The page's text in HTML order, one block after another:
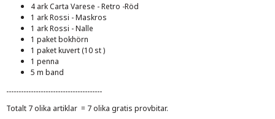
4 ark Carta Varese - Retro -Röd
1 ark Rossi - Maskros
1 ark Rossi - Nalle
1 paket bokhörn
1 paket kuvert (10 st )
1 penna
5 m band
---------------------------------------
Totalt 7 olika artiklar = 7 olika gratis provbitar.